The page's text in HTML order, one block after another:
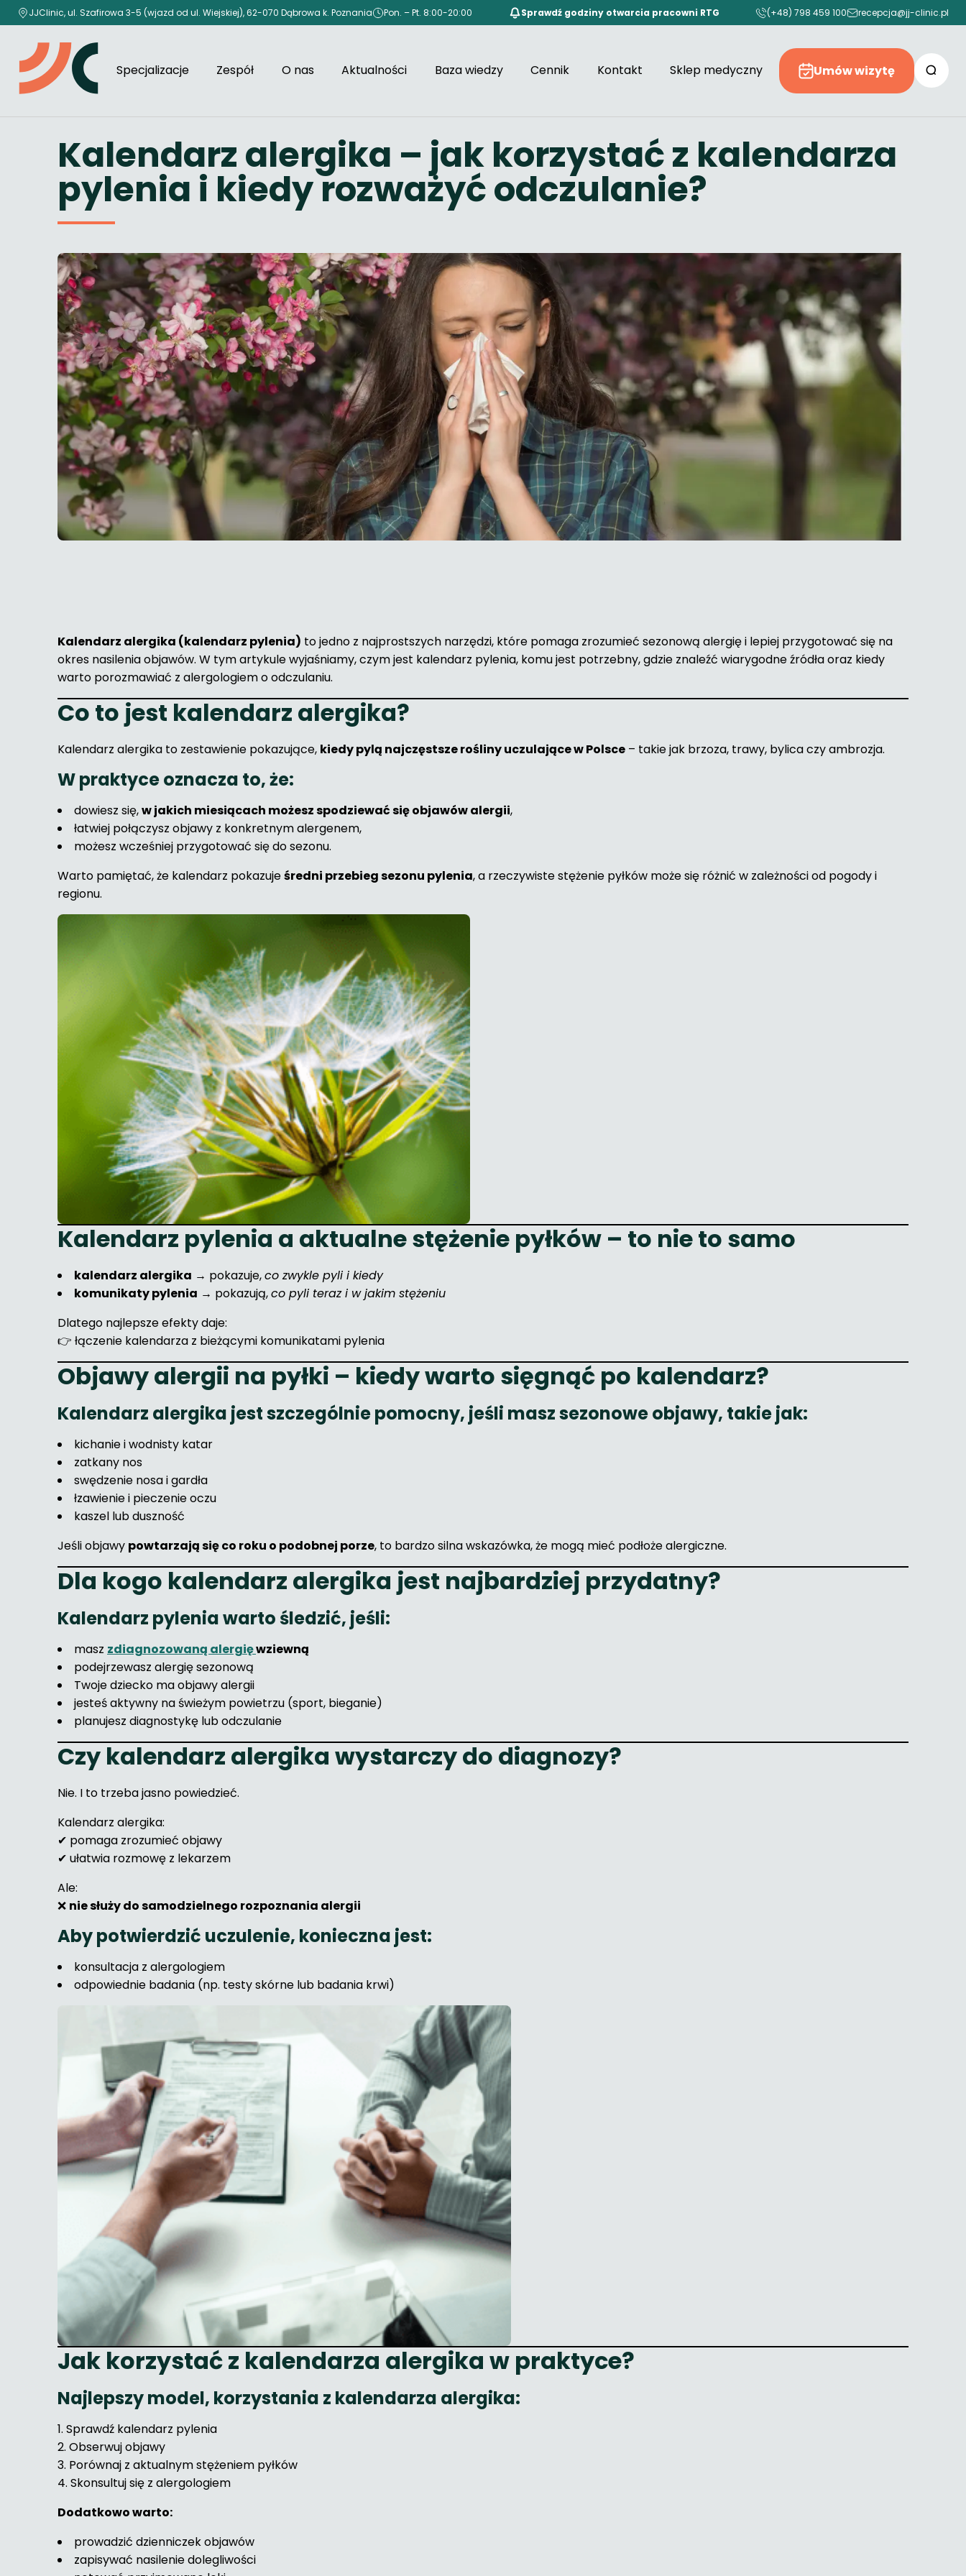
JJClinic, ul. Szafirowa 3-5 (wjazd od ul. Wiejskiej), 62-070 Dąbrowa k. Poznania Pon. – Pt. 8:00-20:00 Sprawdź godziny otwarcia pracowni RTG (+48) 798 459 100 recepcja@jj-clinic.pl
Specjalizacje Zespół O nas Aktualności Baza wiedzy Cennik Kontakt Sklep medyczny Umów wizytę
Kalendarz alergika – jak korzystać z kalendarza
pylenia i kiedy rozważyć odczulanie?
Kalendarz alergika (kalendarz pylenia) to jedno z najprostszych narzędzi, które pomaga zrozumieć sezonową alergię i lepiej przygotować się na
okres nasilenia objawów. W tym artykule wyjaśniamy, czym jest kalendarz pylenia, komu jest potrzebny, gdzie znaleźć wiarygodne źródła oraz kiedy
warto porozmawiać z alergologiem o odczulaniu.
Co to jest kalendarz alergika?
Kalendarz alergika to zestawienie pokazujące, kiedy pylą najczęstsze rośliny uczulające w Polsce – takie jak brzoza, trawy, bylica czy ambrozja.
W praktyce oznacza to, że:
dowiesz się,w jakich miesiącach możesz spodziewać się objawów alergii,
łatwiej połączysz objawy z konkretnym alergenem,
możesz wcześniej przygotować się do sezonu.
Warto pamiętać, że kalendarz pokazujeśredni przebieg sezonu pylenia, a rzeczywiste stężenie pyłków może się różnić w zależności od pogody i
regionu.
Kalendarz pylenia a aktualne stężenie pyłków – to nie to samo
kalendarz alergika → pokazuje,co zwykle pyli i kiedy
komunikaty pylenia → pokazują,co pyli teraz i w jakim stężeniu
Dlatego najlepsze efekty daje:
👉 łączenie kalendarza z bieżącymi komunikatami pylenia
Objawy alergii na pyłki – kiedy warto sięgnąć po kalendarz?
Kalendarz alergika jest szczególnie pomocny, jeśli masz sezonowe objawy, takie jak:
kichanie i wodnisty katar
zatkany nos
swędzenie nosa i gardła
łzawienie i pieczenie oczu
kaszel lub duszność
Jeśli objawy powtarzają się co roku o podobnej porze, to bardzo silna wskazówka, że mogą mieć podłoże alergiczne.
Dla kogo kalendarz alergika jest najbardziej przydatny?
Kalendarz pylenia warto śledzić, jeśli:
masz zdiagnozowaną alergięwziewną
podejrzewasz alergię sezonową
Twoje dziecko ma objawy alergii
jesteś aktywny na świeżym powietrzu (sport, bieganie)
planujesz diagnostykę lub odczulanie
Czy kalendarz alergika wystarczy do diagnozy?
Nie. I to trzeba jasno powiedzieć.
Kalendarz alergika:
✔ pomaga zrozumieć objawy
✔ ułatwia rozmowę z lekarzem
Ale:
❌ nie służy do samodzielnego rozpoznania alergii
Aby potwierdzić uczulenie, konieczna jest:
konsultacja z alergologiem
odpowiednie badania (np. testy skórne lub badania krwi)
Jak korzystać z kalendarza alergika w praktyce?
Najlepszy model, korzystania z kalendarza alergika:
Sprawdź kalendarz pylenia
Obserwuj objawy
Porównaj z aktualnym stężeniem pyłków
Skonsultuj się z alergologiem
Dodatkowo warto:
prowadzić dzienniczek objawów
zapisywać nasilenie dolegliwości